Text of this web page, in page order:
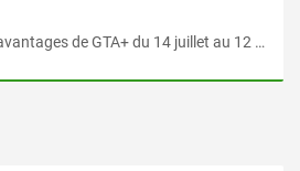
GTA Online : Détails des avantages de GTA+ du 14 juillet au 12 août